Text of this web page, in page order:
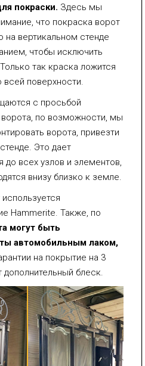
покраски. Здесь мы
что покраска ворот
на вертикальном стенде
чтобы исключить
так краска ложится
поверхности.
с просьбой
по возможности, мы
ворота, привезти
Это дает
до всех узлов и элементов,
внизу близко к земле.
Hammerite. Также, по
могут быть
автомобильным лаком,
на покрытие на 3
дополнительный блеск.